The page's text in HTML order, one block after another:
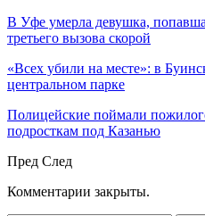
В Уфе умерла девушка,
третьего вызова скорой
«Всех убили на месте»: в
центральном парке
Полицейские поймали
подросткам под Казанью
Пред След
Комментарии закрыты.